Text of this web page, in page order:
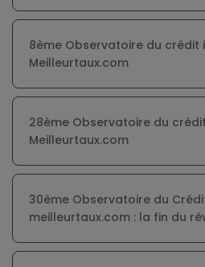
8ème Observatoire du crédit
Meilleurtaux.com
28ème Observatoire du
Meilleurtaux.com
30ème Observatoire du
meilleurtaux.com : la fin du